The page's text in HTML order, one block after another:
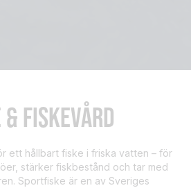
FISKEVÅRD
ett hållbart fiske i friska vatten – för
stärker fiskbestånd och tar med
Sportfiske är en av Sveriges